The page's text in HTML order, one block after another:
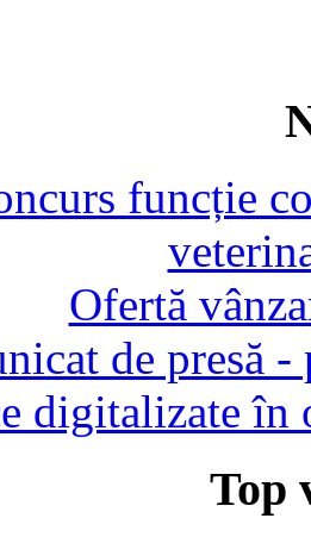
funcție
Ofertă
de presă
digitalizate în
Top